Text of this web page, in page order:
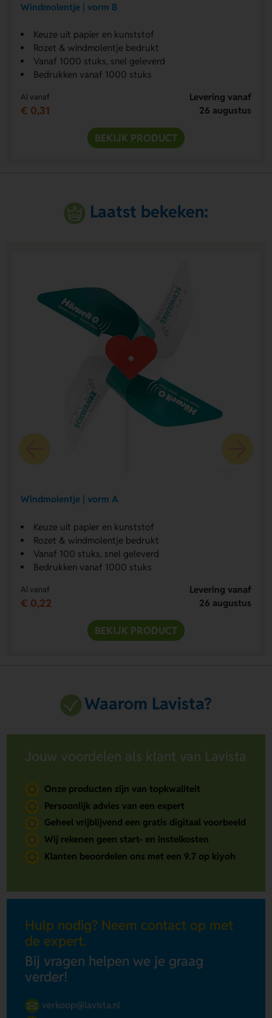
Windmolentje | vorm B
Keuze uit papier en kunststof
Rozet & windmolentje bedrukt
Vanaf 1000 stuks, snel geleverd
Bedrukken vanaf 1000 stuks
Al vanaf
€ 0,31
Levering vanaf
26 augustus
BEKIJK PRODUCT
Laatst bekeken:
Windmolentje | vorm A
Keuze uit papier en kunststof
Rozet & windmolentje bedrukt
Vanaf 100 stuks, snel geleverd
Bedrukken vanaf 1000 stuks
Al vanaf
€ 0,22
Levering vanaf
26 augustus
BEKIJK PRODUCT
Waarom Lavista?
Jouw voordelen als klant van Lavista
Onze producten zijn van topkwaliteit
Persoonlijk advies van een expert
Geheel vrijblijvend een gratis digitaal voorbeeld
Wij rekenen geen start- en instelkosten
Klanten beoordelen ons met een 9.7 op kiyoh
Hulp nodig? Neem contact op met
de expert.
Bij vragen helpen we je graag
verder!
verkoop@lavista.nl